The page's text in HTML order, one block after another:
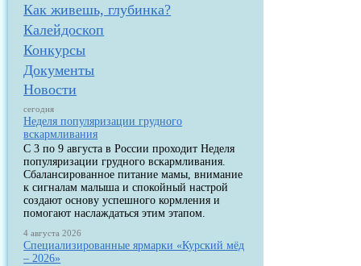
Как живешь, глубинка?
Калейдоскоп
Конкурсы
Документы
Новости
сегодня
Неделя популяризации грудного
вскармливания
С 3 по 9 августа в России проходит Неделя
популяризации грудного вскармливания.
Сбалансированное питание мамы, внимание
к сигналам малыша и спокойный настрой
создают основу успешного кормления и
помогают наслаждаться этим этапом.
4 августа 2026
Специализированные ярмарки «Курский мёд
– 2026»